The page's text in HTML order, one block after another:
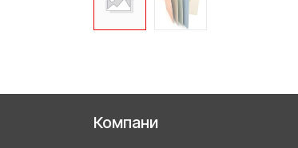
Компани